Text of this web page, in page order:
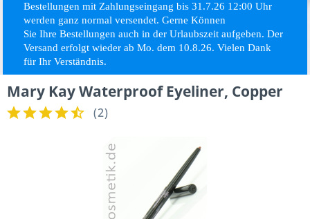
Bestellungen mit Zahlungseingang bis 31.7.26 12:00 Uhr
werden ganz normal versendet. Gerne Können
SieIhreBestellungen auch in der Urlaubszeit aufgeben. Der
Versand erfolgt wieder ab Mo. dem 10.8.26. Vielen Dank
für Ihr Verständnis.
Mary Kay Waterproof Eyeliner, Copper
(2)